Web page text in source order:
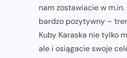
nam zostawiacie w
bardzo pozytywny –
Kuby Karaska nie tylko
ale i osiągacie swoje